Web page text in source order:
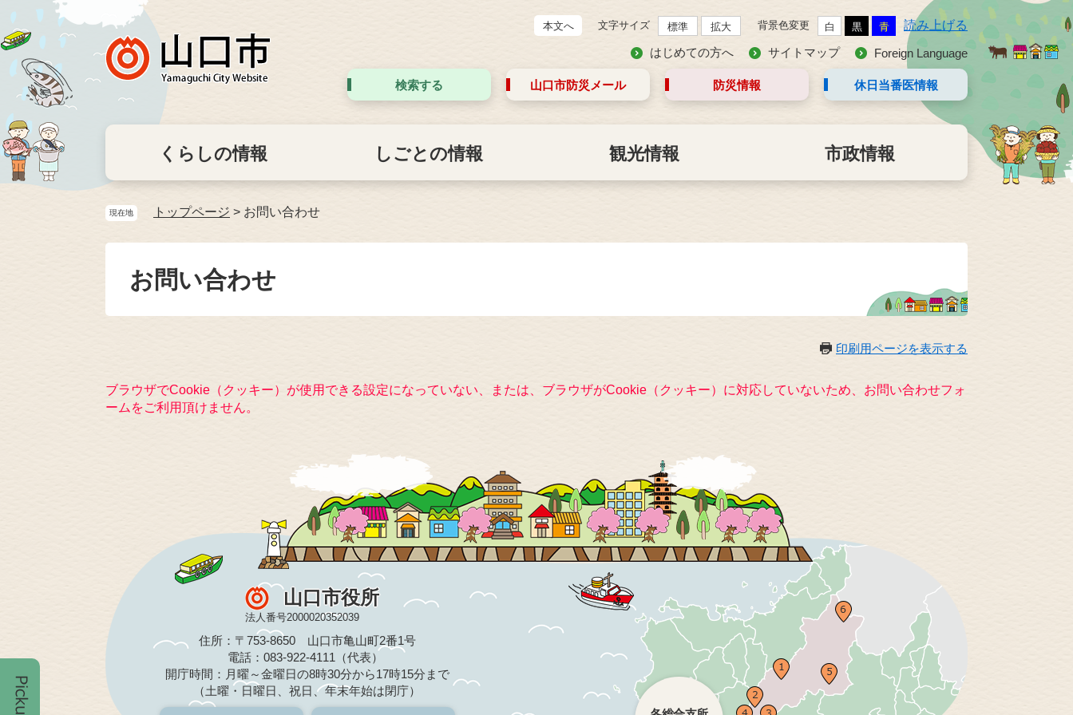
本文へ 文字サイズ 標準 拡大 背景色変更 白 黒 青 読み上げる
はじめての方へ サイトマップ Foreign Language
検索する 山口市防災 メール 防災情報 休日当番医情報
くらしの情報 しごとの情報 観光情報 市政情報
現在地 トップページ > お問い合わせ
お問い合わせ
印刷用ページを表示する
ブラウザでCookie（クッキー）が使用できる設定になっていない、または、ブラウザがCookie（クッキー）に対応していないため、お問い合わせフォ
ームをご利用頂けません。
山口市役所
法人番号2000020352039
住所：〒753-8650 山口市亀山町2番1号
電話：083-922-4111（代表）
開庁時間：月曜～金曜日の8時30分から17時15分まで
（土曜・日曜日、祝日、年末年始は閉庁）